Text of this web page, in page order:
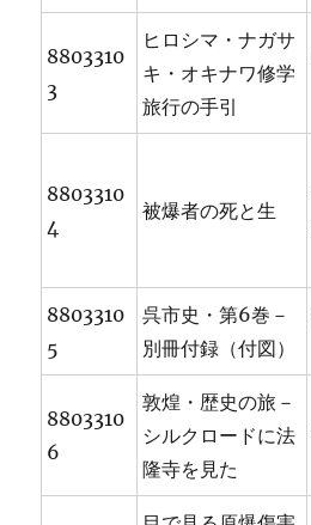
8803310
3
ヒロシマ・ナガサ
キ・オキナワ修学
旅行の手引
8803310
4
被爆者の死と生
8803310
5
呉市史・第6巻－
別冊付録（付図）
8803310
6
敦煌・歴史の旅－
シルクロードに法
隆寺を見た